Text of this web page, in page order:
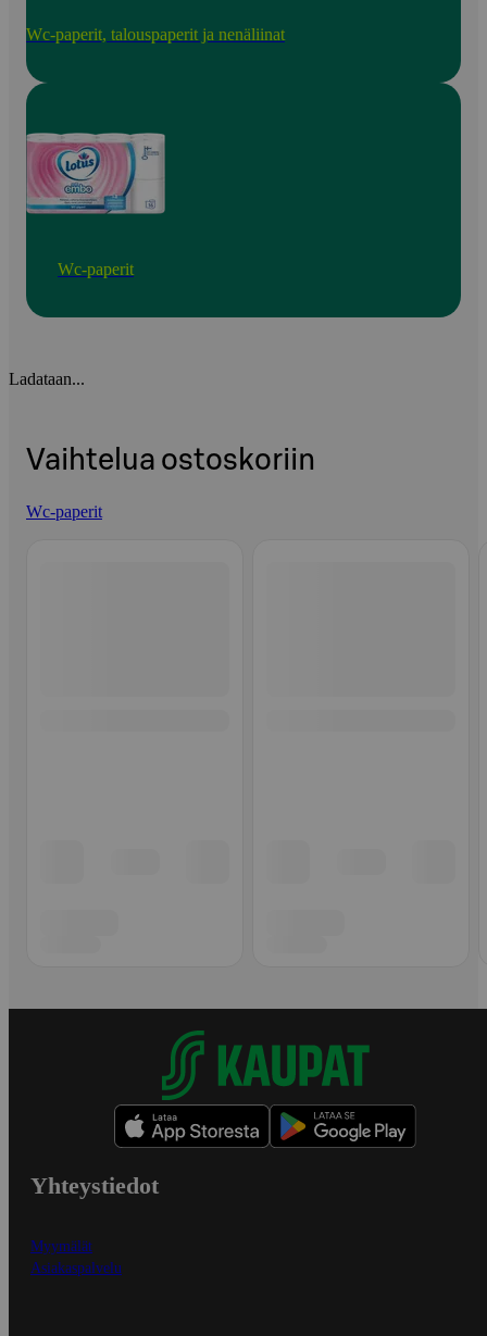
Wc-paperit, talouspaperit ja nenäliinat
Wc-paperit
Ladataan...
Vaihtelua ostoskoriin
Wc-paperit
Yhteystiedot
Myymälät
Asiakaspalvelu